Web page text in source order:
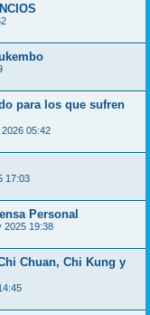
para los que sufren
2026 05:42
17:03
Personal
2025 19:38
Chuan, Chi Kung y